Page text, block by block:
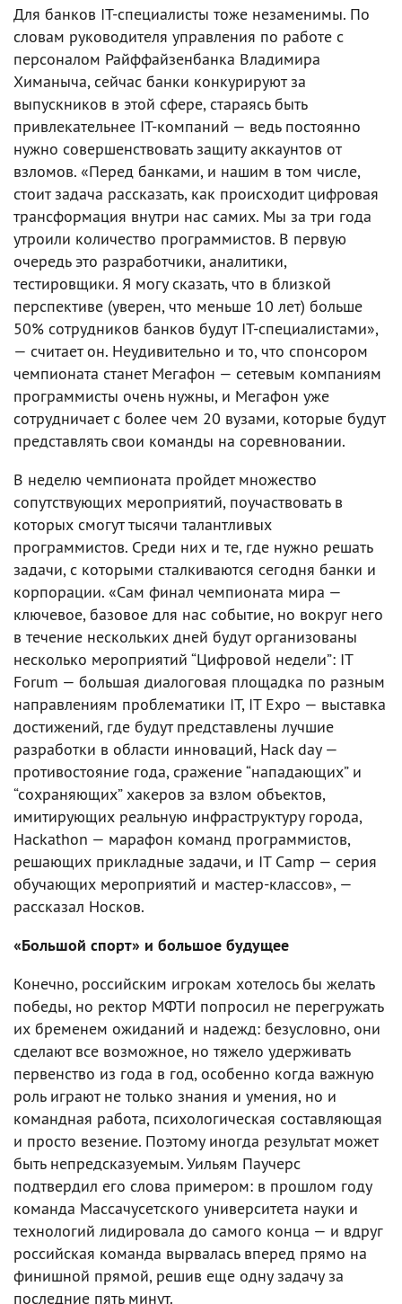
Для банков IT-специалисты тоже незаменимы. По
словам руководителя управления по работе с
персоналом Райффайзенбанка Владимира
Химаныча, сейчас банки конкурируют за
выпускников в этой сфере, стараясь быть
привлекательнее IT-компаний — ведь постоянно
нужно совершенствовать защиту аккаунтов от
взломов. «Перед банками, и нашим в том числе,
стоит задача рассказать, как происходит цифровая
трансформация внутри нас самих. Мы за три года
утроили количество программистов. В первую
очередь это разработчики, аналитики,
тестировщики. Я могу сказать, что в близкой
перспективе (уверен, что меньше 10 лет) больше
50% сотрудников банков будут IT-специалистами»,
— считает он. Неудивительно и то, что спонсором
чемпионата станет Мегафон — сетевым компаниям
программисты очень нужны, и Мегафон уже
сотрудничает с более чем 20 вузами, которые будут
представлять свои команды на соревновании.
В неделю чемпионата пройдет множество
сопутствующих мероприятий, поучаствовать в
которых смогут тысячи талантливых
программистов. Среди них и те, где нужно решать
задачи, с которыми сталкиваются сегодня банки и
корпорации. «Сам финал чемпионата мира —
ключевое, базовое для нас событие, но вокруг него
в течение нескольких дней будут организованы
несколько мероприятий “Цифровой недели”: IT
Forum — большая диалоговая площадка по разным
направлениям проблематики IT, IT Expo — выставка
достижений, где будут представлены лучшие
разработки в области инноваций, Hack day —
противостояние года, сражение “нападающих” и
“сохраняющих” хакеров за взлом объектов,
имитирующих реальную инфраструктуру города,
Hackathon — марафон команд программистов,
решающих прикладные задачи, и IT Camp — серия
обучающих мероприятий и мастер-классов», —
рассказал Носков.
«Большой спорт» и большое будущее
Конечно, российским игрокам хотелось бы желать
победы, но ректор МФТИ попросил не перегружать
их бременем ожиданий и надежд: безусловно, они
сделают все возможное, но тяжело удерживать
первенство из года в год, особенно когда важную
роль играют не только знания и умения, но и
командная работа, психологическая составляющая
и просто везение. Поэтому иногда результат может
быть непредсказуемым. Уильям Паучерс
подтвердил его слова примером: в прошлом году
команда Массачусетского университета науки и
технологий лидировала до самого конца — и вдруг
российская команда вырвалась вперед прямо на
финишной прямой, решив еще одну задачу за
последние пять минут.